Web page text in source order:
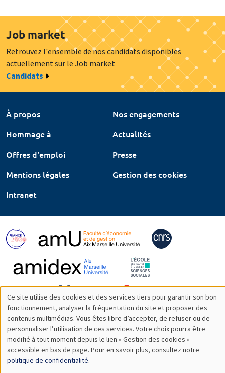
Job market
Retrouvez l'ensemble de nos candidats disponibles
actuellement sur le Job market
Candidats
À propos
Nos engagements
Hommage à
Actualités
Offres d'emploi
Presse
Mentions légales
Gestion des cookies
Intranet
Utilisation
des
données
personnelles
Ce site utilise des cookies et des services tiers pour garantir son bon
fonctionnement, analyser la fréquentation du site et proposer des
contenus multimédias. Vous êtes libre d’accepter, de refuser ou de
personnaliser l’utilisation de ces services. Votre choix pourra être
modifié à tout moment depuis le lien « Gestion des cookies »
accessible en bas de page. Pour en savoir plus, consultez notre
politique de confidentialité.